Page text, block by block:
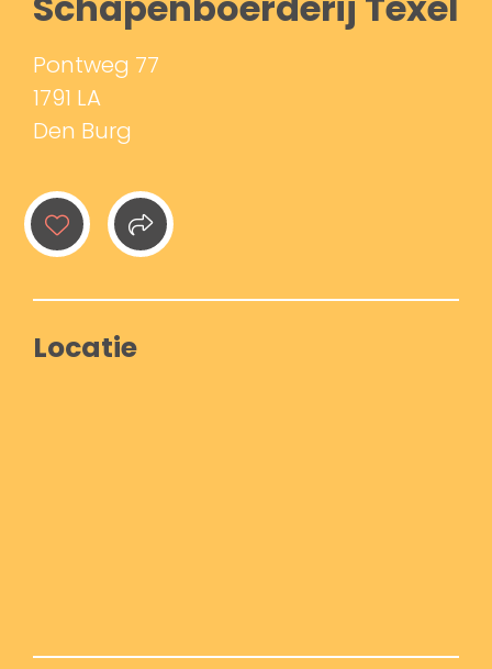
Pontweg 77
1791 LA
Den Burg
Locatie